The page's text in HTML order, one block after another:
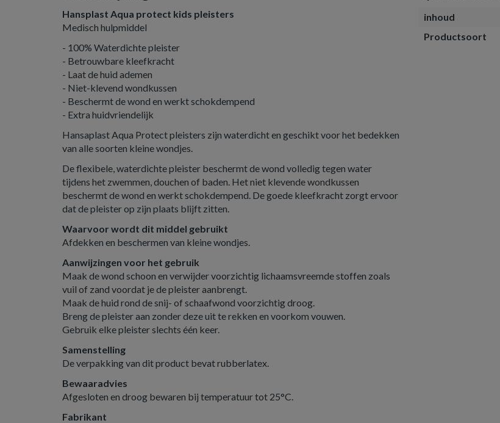
Hansplast Aqua protect kids pleisters
Medisch hulpmiddel
- 100% Waterdichte pleister
- Betrouwbare kleefkracht
- Laat de huid ademen
- Niet-klevend wondkussen
- Beschermt de wond en werkt schokdempend
- Extra huidvriendelijk
Hansaplast Aqua Protect pleisters zijn waterdicht en geschikt voor het bedekken
van alle soorten kleine wondjes.
De flexibele, waterdichte pleister beschermt de wond volledig tegen water
tijdens het zwemmen, douchen of baden. Het niet klevende wondkussen
beschermt de wond en werkt schokdempend. De goede kleefkracht zorgt ervoor
dat de pleister op zijn plaats blijft zitten.
Waarvoor wordt dit middel gebruikt
Afdekken en beschermen van kleine wondjes.
Aanwijzingen voor het gebruik
Maak de wond schoon en verwijder voorzichtig lichaamsvreemde stoffen zoals
vuil of zand voordat je de pleister aanbrengt.
Maak de huid rond de snij- of schaafwond voorzichtig droog.
Breng de pleister aan zonder deze uit te rekken en voorkom vouwen.
Gebruik elke pleister slechts één keer.
Samenstelling
De verpakking van dit product bevat rubberlatex.
Bewaaradvies
Afgesloten en droog bewaren bij temperatuur tot 25°C.
Fabrikant
inhoud
Productsoort